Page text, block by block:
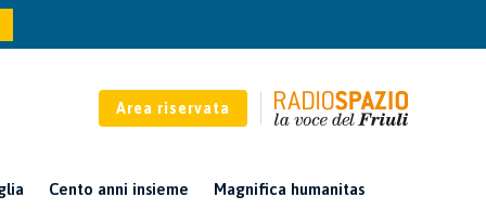
Area riservata
Cento anni insieme Magnifica humanitas